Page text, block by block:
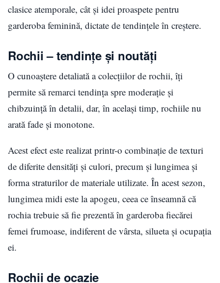
clasice atemporale, cât și idei proaspete pentru
garderoba feminină, dictate de tendințele în creștere.
Rochii – tendințe și noutăți
O cunoaștere detaliată a colecțiilor de rochii, îți
permite să remarci tendința spre moderație și
chibzuință în detalii, dar, în același timp, rochiile nu
arată fade și monotone.
Acest efect este realizat printr-o combinație de texturi
de diferite densități și culori, precum și lungimea și
forma straturilor de materiale utilizate. În acest sezon,
lungimea midi este la apogeu, ceea ce înseamnă că
rochia trebuie să fie prezentă în garderoba fiecărei
femei frumoase, indiferent de vârsta, silueta și ocupația
ei.
Rochii de ocazie